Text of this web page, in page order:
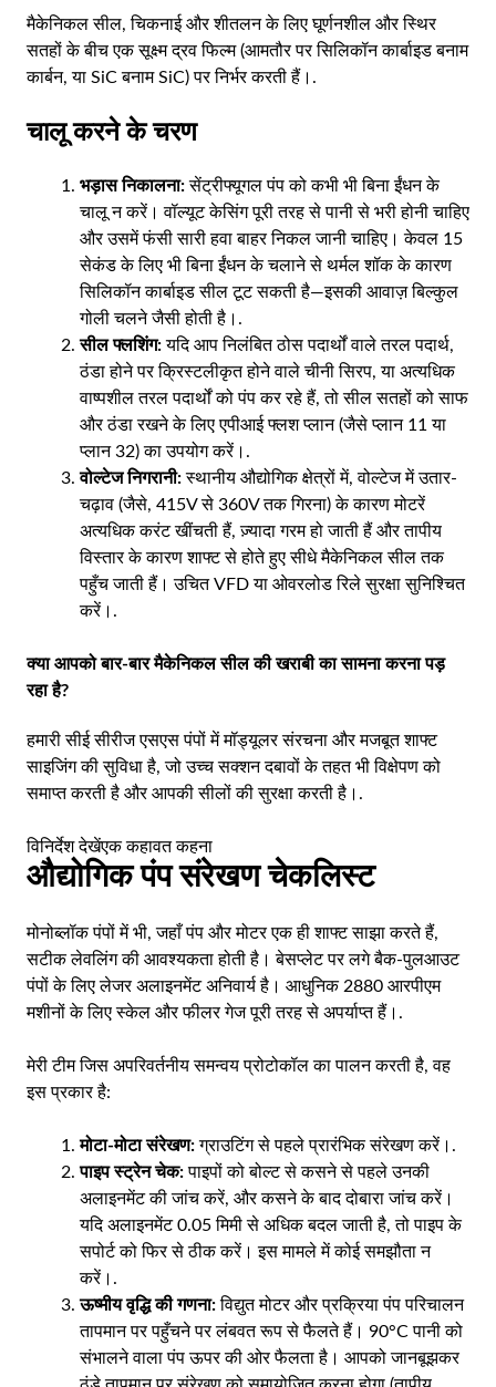
मैकेनिकल सील, चिकनाई और शीतलन के लिए घूर्णनशील और स्थिर
सतहों के बीच एक सूक्ष्म द्रव फिल्म (आमतौर पर सिलिकॉन कार्बाइड बनाम
कार्बन, या SiC बनाम SiC) पर निर्भर करती हैं।.
चालू करने के चरण
भड़ास निकालना:सेंट्रीफ्यूगल पंप को कभी भी बिना ईंधन के
चालू न करें। वॉल्यूट केसिंग पूरी तरह से पानी से भरी होनी चाहिए
और उसमें फंसी सारी हवा बाहर निकल जानी चाहिए। केवल 15
सेकंड के लिए भी बिना ईंधन के चलाने से थर्मल शॉक के कारण
सिलिकॉन कार्बाइड सील टूट सकती है—इसकी आवाज़ बिल्कुल
गोली चलने जैसी होती है।.
सील फ्लशिंग:यदि आप निलंबित ठोस पदार्थों वाले तरल पदार्थ,
ठंडा होने पर क्रिस्टलीकृत होने वाले चीनी सिरप, या अत्यधिक
वाष्पशील तरल पदार्थों को पंप कर रहे हैं, तो सील सतहों को साफ
और ठंडा रखने के लिए एपीआई फ्लश प्लान (जैसे प्लान 11 या
प्लान 32) का उपयोग करें।.
वोल्टेज निगरानी:स्थानीय औद्योगिक क्षेत्रों में, वोल्टेज में उतार-
चढ़ाव (जैसे, 415V से 360V तक गिरना) के कारण मोटरें
अत्यधिक करंट खींचती हैं, ज़्यादा गरम हो जाती हैं और तापीय
विस्तार के कारण शाफ्ट से होते हुए सीधे मैकेनिकल सील तक
पहुँच जाती हैं। उचित VFD या ओवरलोड रिले सुरक्षा सुनिश्चित
करें।.
क्या आपको बार-बार मैकेनिकल सील की खराबी का सामना करना पड़
रहा है?
हमारी सीई सीरीज एसएस पंपों में मॉड्यूलर संरचना और मजबूत शाफ्ट
साइजिंग की सुविधा है, जो उच्च सक्शन दबावों के तहत भी विक्षेपण को
समाप्त करती है और आपकी सीलों की सुरक्षा करती है।.
विनिर्देश देखेंएक कहावत कहना
औद्योगिक पंप संरेखण चेकलिस्ट
मोनोब्लॉक पंपों में भी, जहाँ पंप और मोटर एक ही शाफ्ट साझा करते हैं,
सटीक लेवलिंग की आवश्यकता होती है। बेसप्लेट पर लगे बैक-पुलआउट
पंपों के लिए लेजर अलाइनमेंट अनिवार्य है। आधुनिक 2880 आरपीएम
मशीनों के लिए स्केल और फीलर गेज पूरी तरह से अपर्याप्त हैं।.
मेरी टीम जिस अपरिवर्तनीय समन्वय प्रोटोकॉल का पालन करती है, वह
इस प्रकार है:
मोटा-मोटा संरेखण:ग्राउटिंग से पहले प्रारंभिक संरेखण करें।.
पाइप स्ट्रेन चेक:पाइपों को बोल्ट से कसने से पहले उनकी
अलाइनमेंट की जांच करें, और कसने के बाद दोबारा जांच करें।
यदि अलाइनमेंट 0.05 मिमी से अधिक बदल जाती है, तो पाइप के
सपोर्ट को फिर से ठीक करें। इस मामले में कोई समझौता न
करें।.
ऊष्मीय वृद्धि की गणना:विद्युत मोटर और प्रक्रिया पंप परिचालन
तापमान पर पहुँचने पर लंबवत रूप से फैलते हैं। 90°C पानी को
संभालने वाला पंप ऊपर की ओर फैलता है। आपको जानबूझकर